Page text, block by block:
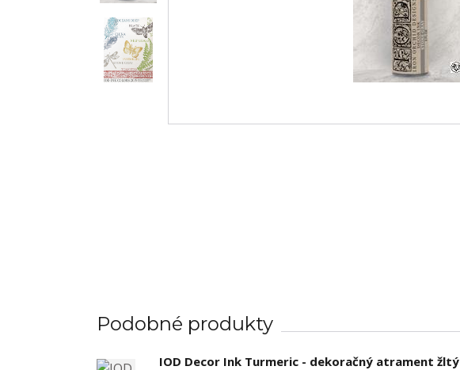
Podobné produkty
IOD Decor Ink Turmeric - dekoračný atrament žltý